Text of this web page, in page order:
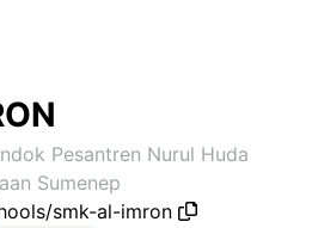
Pesantren Nurul Huda
Sumenep
smk-al-imron